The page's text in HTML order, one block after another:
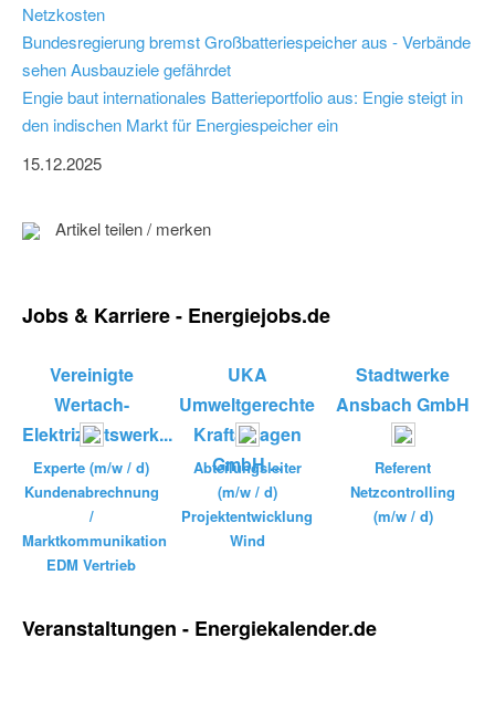
Netzkosten
Bundesregierung bremst Großbatteriespeicher aus - Verbände
sehen Ausbauziele gefährdet
Engie baut internationales Batterieportfolio aus: Engie steigt in
den indischen Markt für Energiespeicher ein
15.12.2025
Artikel teilen / merken
Jobs & Karriere - Energiejobs.de
Vereinigte
Wertach-
Elektrizitätswerk...
Experte (m/w / d)
Kundenabrechnung
/
Marktkommunikation
EDM Vertrieb
UKA
Umweltgerechte
Kraftanlagen
GmbH ...
Abteilungsleiter
(m/w / d)
Projektentwicklung
Wind
Stadtwerke
Ansbach GmbH
Referent
Netzcontrolling
(m/w / d)
Veranstaltungen - Energiekalender.de